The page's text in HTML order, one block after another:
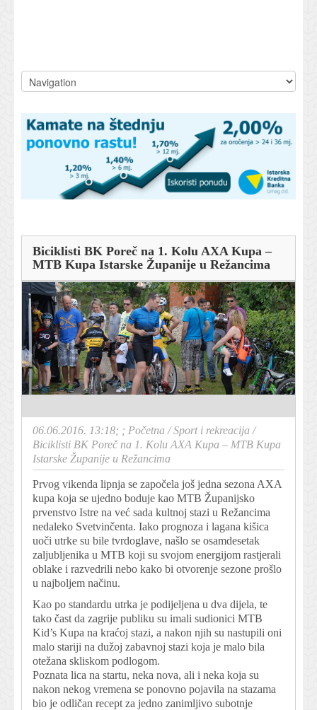
Biciklisti BK Poreč na 1. Kolu AXA Kupa –
MTB Kupa Istarske Županije u Režancima
06.06.2016. 13:18; ; Početna /Sport i rekreacija /
Biciklisti BK Poreč na 1. Kolu AXA Kupa – MTB Kupa
Istarske Županije u Režancima
Prvog vikenda lipnja se započela još jedna sezona AXA
kupa koja se ujedno boduje kao MTB Županijsko
prvenstvo Istre na već sada kultnoj stazi u Režancima
nedaleko Svetvinčenta. Iako prognoza i lagana kišica
uoči utrke su bile tvrdoglave, našlo se osamdesetak
zaljubljenika u MTB koji su svojom energijom rastjerali
oblake i razvedrili nebo kako bi otvorenje sezone prošlo
u najboljem načinu.
Kao po standardu utrka je podijeljena u dva dijela, te
tako čast da zagrije publiku su imali sudionici MTB
Kid’s Kupa na kraćoj stazi, a nakon njih su nastupili oni
malo stariji na dužoj zabavnoj stazi koja je malo bila
otežana skliskom podlogom.
Poznata lica na startu, neka nova, ali i neka koja su
nakon nekog vremena se ponovno pojavila na stazama
bio je odličan recept za jedno zanimljivo subotnje